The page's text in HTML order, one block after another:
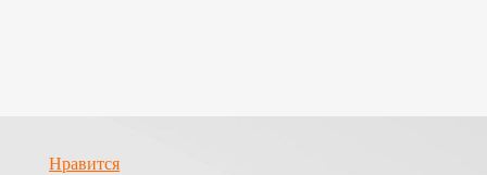
Нравится